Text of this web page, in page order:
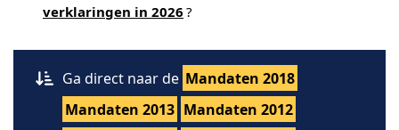
verklaringen in 2026 ?
Ga direct naar de Mandaten 2018
Mandaten 2013 Mandaten 2012